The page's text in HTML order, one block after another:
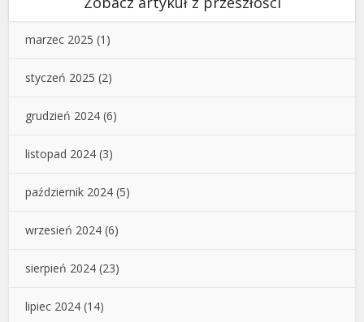
marzec 2025 (1)
styczeń 2025 (2)
grudzień 2024 (6)
listopad 2024 (3)
październik 2024 (5)
wrzesień 2024 (6)
sierpień 2024 (23)
lipiec 2024 (14)